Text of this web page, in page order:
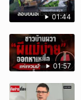
01:44
01:57